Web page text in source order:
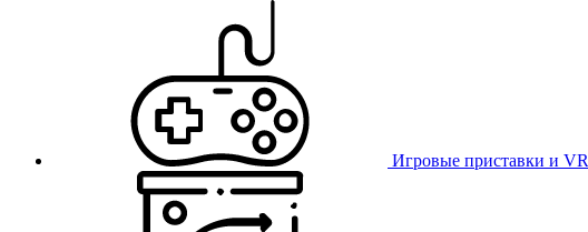
Игровые приставки и VR